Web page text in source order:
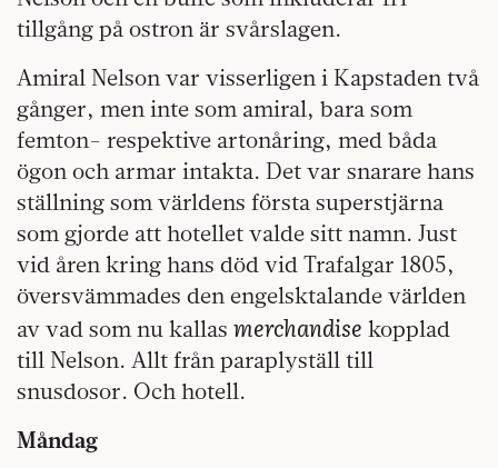
tillgång på ostron är svårslagen.
Amiral Nelson var visserligen i Kapstaden två
gånger, men inte som amiral, bara som
femton- respektive artonåring, med båda
ögon och armar intakta. Det var snarare hans
ställning som världens första superstjärna
som gjorde att hotellet valde sitt namn. Just
vid åren kring hans död vid Trafalgar 1805,
översvämmades den engelsktalande världen
av vad som nu kallas merchandise kopplad
till Nelson. Allt från paraplyställ till
snusdosor. Och hotell.
Måndag